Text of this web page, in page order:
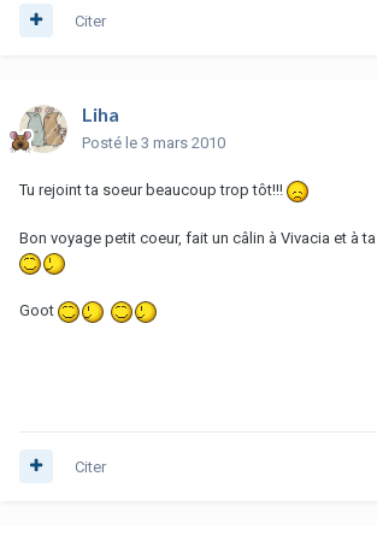
Citer
Liha
Posté le 3 mars 2010
Tu rejoint ta soeur beaucoup trop tôt!!!
Bon voyage petit coeur, fait un câlin à Vivacia et à
Goot
Citer